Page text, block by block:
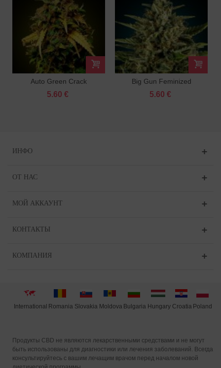
Auto Green Crack
Feminized
5.60 €
Big Gun Feminized
5.60 €
ИНФО
ОТ НАС
МОЙ АККАУНТ
КОНТАКТЫ
КОМПАНИЯ
International Romania Slovakia Moldova Bulgaria Hungary Croatia Poland
Продукты CBD не являются лекарственными средствами и не могут
быть использованы для диагностики или лечения заболеваний. Всегда
консультируйтесь с вашим лечащим врачом перед началом новой